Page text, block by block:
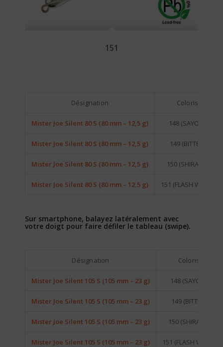
151
Désignation Coloris
Mister Joe Silent 80 S (80 mm – 12,5 g) 148 (SAYORI)
Mister Joe Silent 80 S (80 mm – 12,5 g) 149 (BITTEN)
Mister Joe Silent 80 S (80 mm – 12,5 g) 150 (SHIRASU)
Mister Joe Silent 80 S (80 mm – 12,5 g) 151 (FLASH WAKA)
Sur smartphone, balayez latéralement avec
votre doigt pour faire défiler le tableau (swipe).
Désignation Coloris
Mister Joe Silent 105 S (105 mm – 23 g) 148 (SAYORI)
Mister Joe Silent 105 S (105 mm – 23 g) 149 (BITTEN)
Mister Joe Silent 105 S (105 mm – 23 g) 150 (SHIRASU)
Mister Joe Silent 105 S (105 mm – 23 g) 151 (FLASH WAKA)